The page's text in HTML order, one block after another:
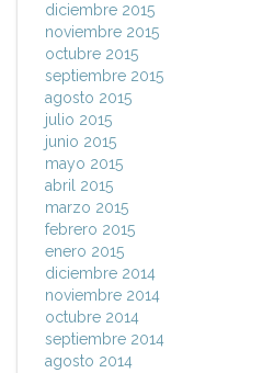
diciembre 2015
noviembre 2015
octubre 2015
septiembre 2015
agosto 2015
julio 2015
junio 2015
mayo 2015
abril 2015
marzo 2015
febrero 2015
enero 2015
diciembre 2014
noviembre 2014
octubre 2014
septiembre 2014
agosto 2014